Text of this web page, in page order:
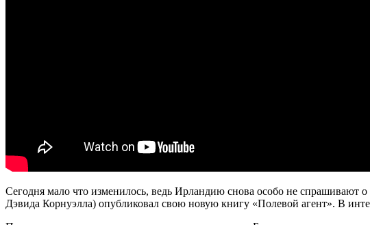
Сегодня мало что изменилось, ведь Ирландию снова особо не спрашивают
Дэвида Корнуэлла) опубликовал свою новую книгу «Полевой агент». В